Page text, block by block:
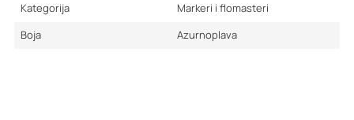
Kategorija
Markeri i flomasteri
Boja
Azurnoplava